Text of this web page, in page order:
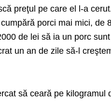
preţul pe care el l-a
porci mai mici, de
de lei să ia un porc
un an de zile să-l
să ceară pe kilogramul